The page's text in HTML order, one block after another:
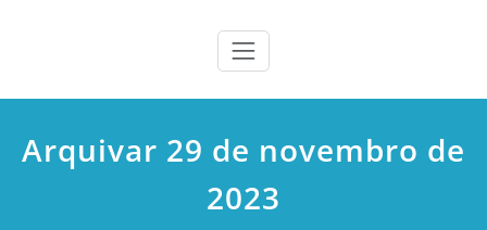
Arquivar 29 de novembro de
2023